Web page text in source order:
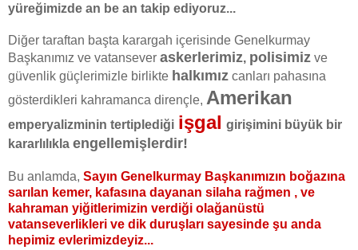
yüreğimizde an be an takip ediyoruz...
Diğer taraftan başta karargah içerisinde Genelkurmay
Başkanımız ve vatansever askerlerimiz, polisimiz ve
güvenlik güçlerimizle birlikte halkımız canları pahasına
gösterdikleri kahramanca dirençle, Amerikan
emperyalizminin tertiplediği işgal girişimini büyük bir
kararlılıkla engellemişlerdir!
Bu anlamda, Sayın Genelkurmay Başkanımızın boğazına
sarılan kemer, kafasına dayanan silaha rağmen , ve
kahraman yiğitlerimizin verdiği olağanüstü
vatanseverlikleri ve dik duruşları sayesinde şu anda
hepimiz evlerimizdeyiz...